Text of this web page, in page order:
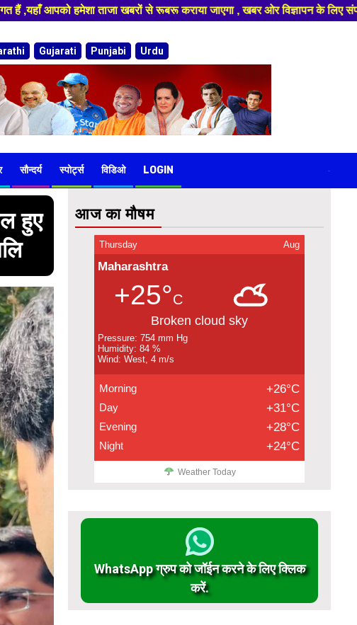
कराया जाएगा , खबर ओर विज्ञापन के लिए संपर्क करे 9974940324
Gujarati Punjabi Urdu
सौन्दर्य स्पोर्ट्स विडिओ LOGIN -
हुए
आज का मौषम
Thursday Aug
Maharashtra
+25°C
Broken cloud sky
Pressure: 754 mm Hg
Humidity: 84 %
Wind: West, 4 m/s
Morning +26°C
Day +31°C
Evening +28°C
Night +24°C
Weather Today
WhatsApp ग्रुप को जॉईन करने के लिए क्लिक
करें.